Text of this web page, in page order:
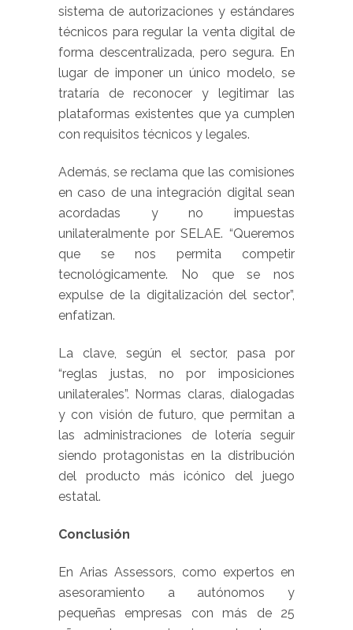
sistema de autorizaciones y estándares
técnicos para regular la venta digital de
forma descentralizada, pero segura. En
lugar de imponer un único modelo, se
trataría de reconocer y legitimar las
plataformas existentes que ya cumplen
con requisitos técnicos y legales.
Además, se reclama que las comisiones
en caso de una integración digital sean
acordadas y no impuestas
unilateralmente por SELAE. “Queremos
que se nos permita competir
tecnológicamente. No que se nos
expulse de la digitalización del sector”,
enfatizan.
La clave, según el sector, pasa por
“reglas justas, no por imposiciones
unilaterales”. Normas claras, dialogadas
y con visión de futuro, que permitan a
las administraciones de lotería seguir
siendo protagonistas en la distribución
del producto más icónico del juego
estatal.
Conclusión
En Arias Assessors, como expertos en
asesoramiento a autónomos y
pequeñas empresas con más de 25